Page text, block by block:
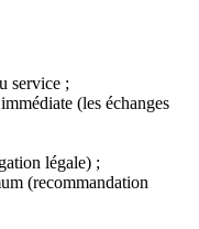
service ;
(les échanges
légale) ;
(recommandation